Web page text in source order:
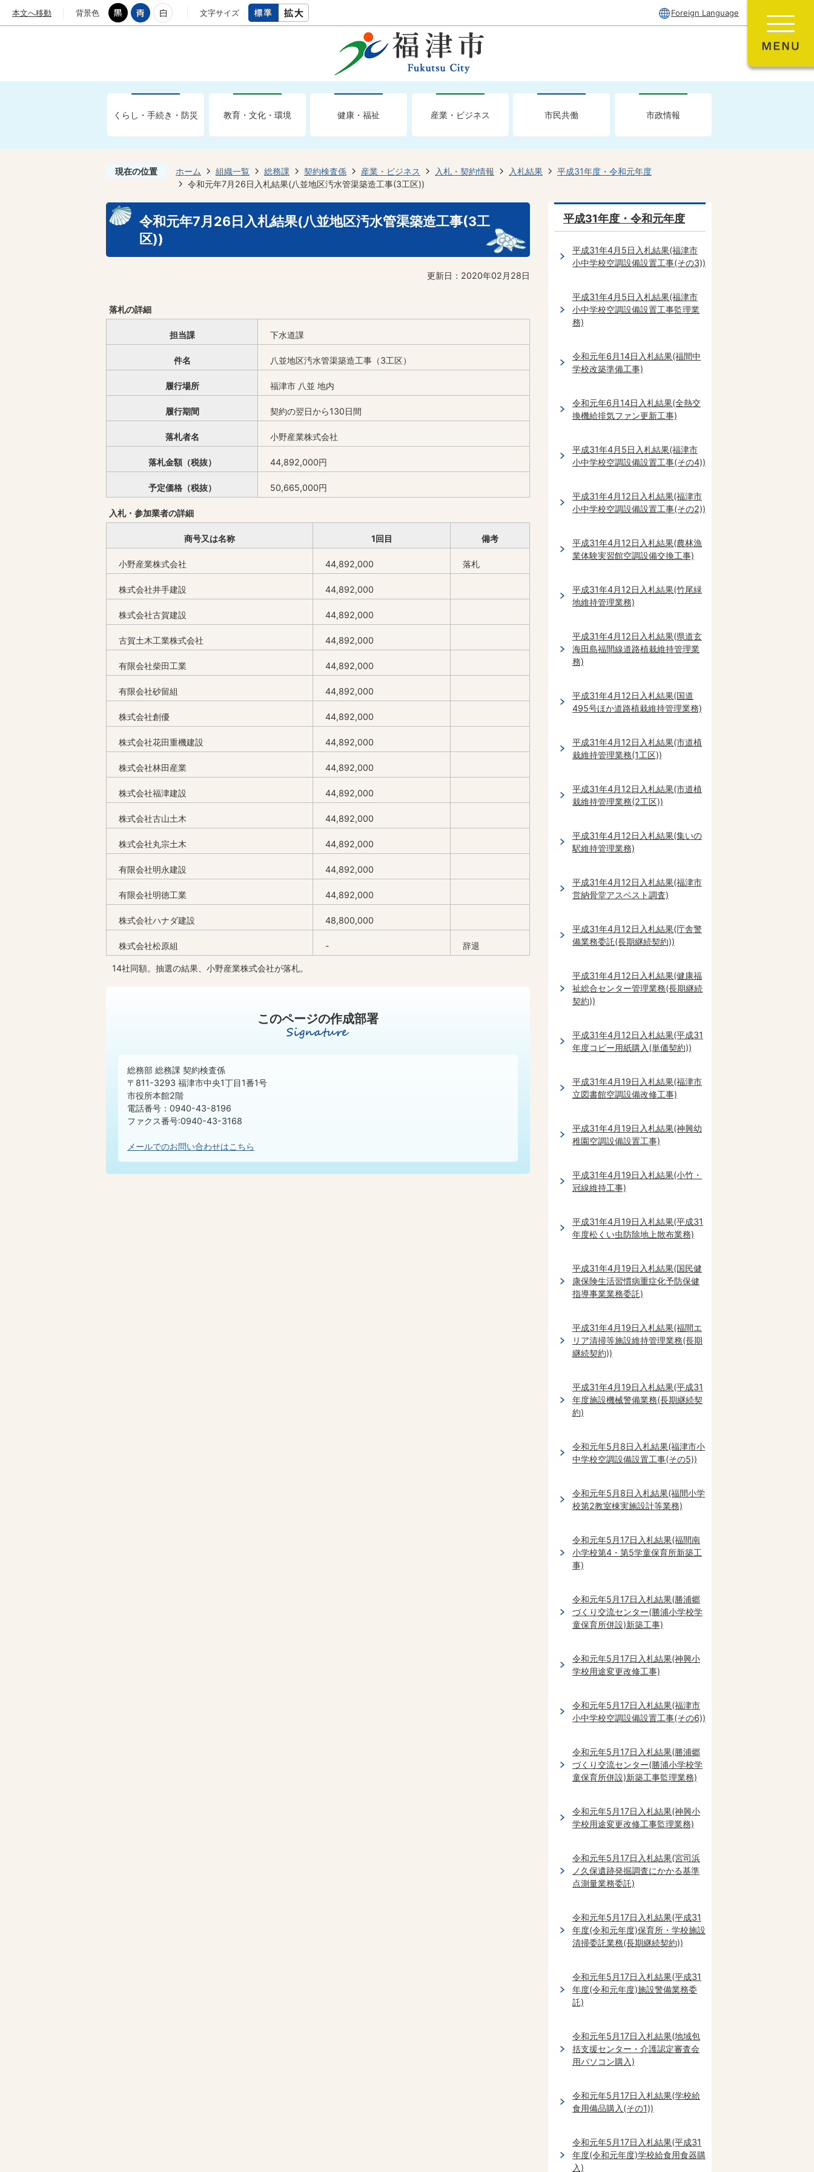
本文へ移動 背景色 文字サイズ Foreign Language
くらし・手続き・防災 教育・文化・環境 健康・福祉 産業・ビジネス 市民共働 市政情報
現在の位置 ホーム 組織一覧 総務課 契約検査係 産業・ビジネス 入札・契約情報 入札結果
平成31年度・令和元年度
令和元年7月26日入札結果(八並地区汚水管渠築造工事(3工区))
令和元年7月26日入札結果(八並地区汚水管渠築造工事(3工
区))
更新日：2020年02月28日
落札の詳細
担当課 下水道課
件名 八並地区汚水管渠築造工事（3工区）
履行場所 福津市 八並 地内
履行期間 契約の翌日から130日間
落札者名 小野産業株式会社
落札金額（税抜） 44,892,000円
予定価格（税抜） 50,665,000円
入札・参加業者の詳細
商号又は名称 1回目 備考
小野産業株式会社 44,892,000 落札
株式会社井手建設 44,892,000
株式会社古賀建設 44,892,000
古賀土木工業株式会社 44,892,000
有限会社柴田工業 44,892,000
有限会社砂留組 44,892,000
株式会社創優 44,892,000
株式会社花田重機建設 44,892,000
株式会社林田産業 44,892,000
株式会社福津建設 44,892,000
株式会社古山土木 44,892,000
株式会社丸宗土木 44,892,000
有限会社明永建設 44,892,000
有限会社明徳工業 44,892,000
株式会社ハナダ建設 48,800,000
株式会社松原組 - 辞退
14社同額。抽選の結果、小野産業株式会社が落札。
このページの作成部署
総務部 総務課 契約検査係
〒811-3293 福津市中央1丁目1番1号
市役所本館2階
電話番号：0940-43-8196
ファクス番号:0940-43-3168
メールでのお問い合わせはこちら
平成31年度・令和元年度
平成31年4月5日入札結果(福津市
小中学校空調設備設置工事(その3))
平成31年4月5日入札結果(福津市
小中学校空調設備設置工事監理業
務)
令和元年6月14日入札結果(福間中
学校改築準備工事)
令和元年6月14日入札結果(全熱交
換機給排気ファン更新工事)
平成31年4月5日入札結果(福津市
小中学校空調設備設置工事(その4))
平成31年4月12日入札結果(福津市
小中学校空調設備設置工事(その2))
平成31年4月12日入札結果(農林漁
業体験実習館空調設備交換工事)
平成31年4月12日入札結果(竹尾緑
地維持管理業務)
平成31年4月12日入札結果(県道玄
海田島福間線道路植栽維持管理業
務)
平成31年4月12日入札結果(国道
495号ほか道路植栽維持管理業務)
平成31年4月12日入札結果(市道植
栽維持管理業務(1工区))
平成31年4月12日入札結果(市道植
栽維持管理業務(2工区))
平成31年4月12日入札結果(集いの
駅維持管理業務)
平成31年4月12日入札結果(福津市
営納骨堂アスベスト調査)
平成31年4月12日入札結果(庁舎警
備業務委託(長期継続契約))
平成31年4月12日入札結果(健康福
祉総合センター管理業務(長期継続
契約))
平成31年4月12日入札結果(平成31
年度コピー用紙購入(単価契約))
平成31年4月19日入札結果(福津市
立図書館空調設備改修工事)
平成31年4月19日入札結果(神興幼
稚園空調設備設置工事)
平成31年4月19日入札結果(小竹・
冠線維持工事)
平成31年4月19日入札結果(平成31
年度松くい虫防除地上散布業務)
平成31年4月19日入札結果(国民健
康保険生活習慣病重症化予防保健
指導事業業務委託)
平成31年4月19日入札結果(福間エ
リア清掃等施設維持管理業務(長期
継続契約))
平成31年4月19日入札結果(平成31
年度施設機械警備業務(長期継続契
約)
令和元年5月8日入札結果(福津市小
中学校空調設備設置工事(その5))
令和元年5月8日入札結果(福間小学
校第2教室棟実施設計等業務)
令和元年5月17日入札結果(福間南
小学校第4・第5学童保育所新築工
事)
令和元年5月17日入札結果(勝浦郷
づくり交流センター(勝浦小学校学
童保育所併設)新築工事)
令和元年5月17日入札結果(神興小
学校用途変更改修工事)
令和元年5月17日入札結果(福津市
小中学校空調設備設置工事(その6))
令和元年5月17日入札結果(勝浦郷
づくり交流センター(勝浦小学校学
童保育所併設)新築工事監理業務)
令和元年5月17日入札結果(神興小
学校用途変更改修工事監理業務)
令和元年5月17日入札結果(宮司浜
ノ久保遺跡発掘調査にかかる基準
点測量業務委託)
令和元年5月17日入札結果(平成31
年度(令和元年度)保育所・学校施設
清掃委託業務(長期継続契約))
令和元年5月17日入札結果(平成31
年度(令和元年度)施設警備業務委
託)
令和元年5月17日入札結果(地域包
括支援センター・介護認定審査会
用パソコン購入)
令和元年5月17日入札結果(学校給
食用備品購入(その1))
令和元年5月17日入札結果(平成31
年度(令和元年度)学校給食用食器購
入)